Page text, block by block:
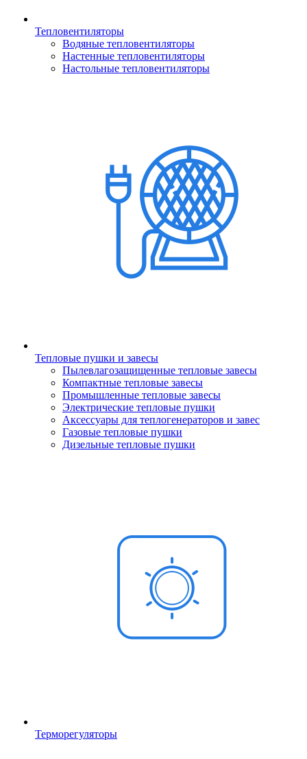
Тепловентиляторы
Водяные тепловентиляторы
Настенные тепловентиляторы
Настольные тепловентиляторы
Тепловые пушки и завесы
Пылевлагозащищенные тепловые завесы
Компактные тепловые завесы
Промышленные тепловые завесы
Электрические тепловые пушки
Аксессуары для теплогенераторов и завес
Газовые тепловые пушки
Дизельные тепловые пушки
Терморегуляторы